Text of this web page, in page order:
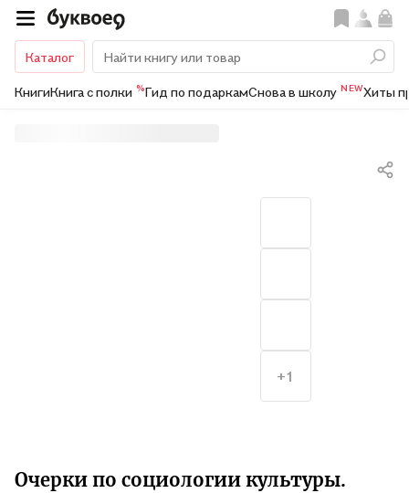
Каталог
КнигиКнига с полки %Гид по подаркамСнова в школу NEWХиты
Очерки по социологии культуры.
+1